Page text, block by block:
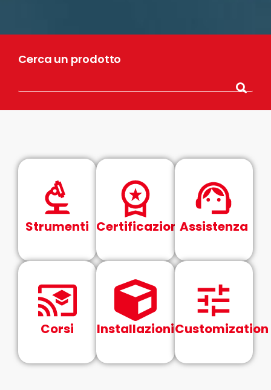
Cerca un prodotto
Strumenti CertificazioniAssistenza
Corsi InstallazioniCustomization